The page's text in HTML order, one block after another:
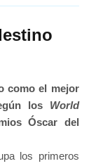
como el mejor
los World
Óscar del
los primeros